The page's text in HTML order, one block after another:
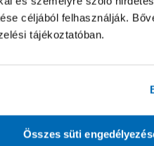
céljából felhasználják.
tájékoztatóban.
Összes süti